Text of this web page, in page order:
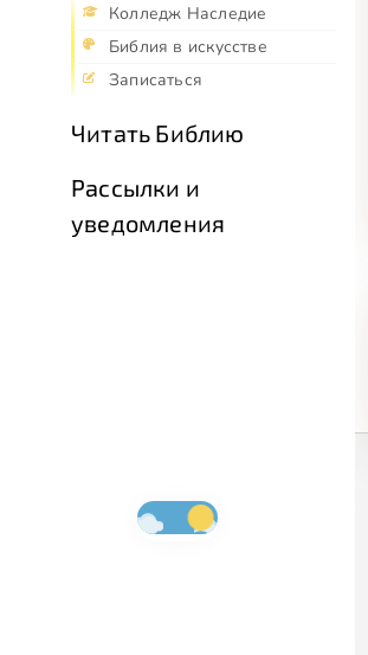
Колледж Наследие
Библия в искусстве
Записаться
Читать Библию
Рассылки и
уведомления